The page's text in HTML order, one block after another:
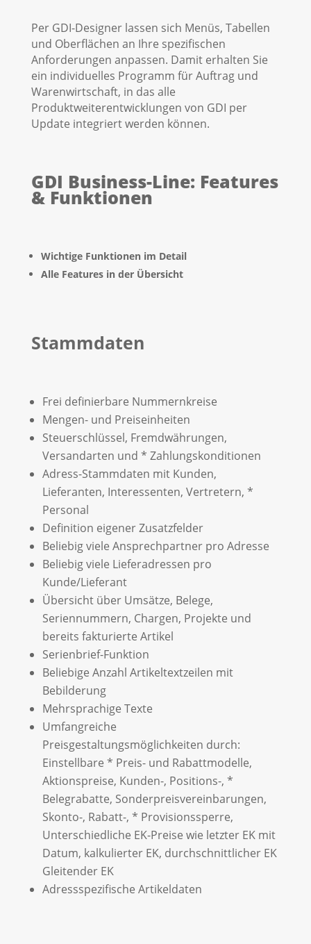
Per GDI-Designer lassen sich Menüs, Tabellen
und Oberflächen an Ihre spezifischen
Anforderungen anpassen. Damit erhalten Sie
ein individuelles Programm für Auftrag und
Warenwirtschaft, in das alle
Produktweiterentwicklungen von GDI per
Update integriert werden können.
GDI Business-Line: Features
& Funktionen
Wichtige Funktionen im Detail
Alle Features in der Übersicht
Stammdaten
Frei definierbare Nummernkreise
Mengen- und Preiseinheiten
Steuerschlüssel, Fremdwährungen,
Versandarten und * Zahlungskonditionen
Adress-Stammdaten mit Kunden,
Lieferanten, Interessenten, Vertretern, *
Personal
Definition eigener Zusatzfelder
Beliebig viele Ansprechpartner pro Adresse
Beliebig viele Lieferadressen pro
Kunde/Lieferant
Übersicht über Umsätze, Belege,
Seriennummern, Chargen, Projekte und
bereits fakturierte Artikel
Serienbrief-Funktion
Beliebige Anzahl Artikeltextzeilen mit
Bebilderung
Mehrsprachige Texte
Umfangreiche
Preisgestaltungsmöglichkeiten durch:
Einstellbare * Preis- und Rabattmodelle,
Aktionspreise, Kunden-, Positions-, *
Belegrabatte, Sonderpreisvereinbarungen,
Skonto-, Rabatt-, * Provisionssperre,
Unterschiedliche EK-Preise wie letzter EK mit
Datum, kalkulierter EK, durchschnittlicher EK
Gleitender EK
Adressspezifische Artikeldaten